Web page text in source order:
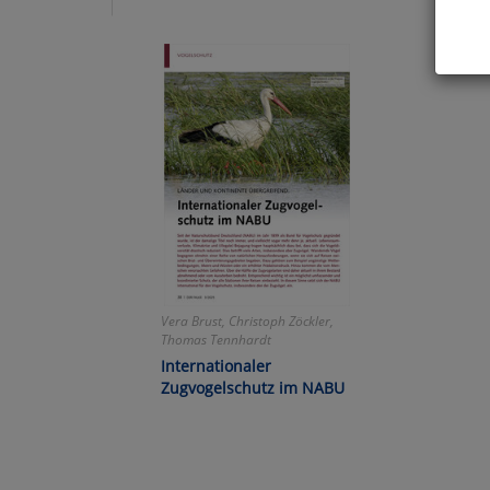
Vera Brust, Christoph Zöckler,
Thomas Tennhardt
Internationaler
Zugvogelschutz im NABU